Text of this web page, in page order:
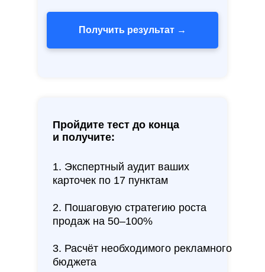
1. Экспертный аудит ваших
карточек по 17 пунктам
2. Пошаговую стратегию роста
продаж на 50–100%
3. Расчёт необходимого рекламного
бюджета
Пройдите тест до конца
и получите:
Получить результат →